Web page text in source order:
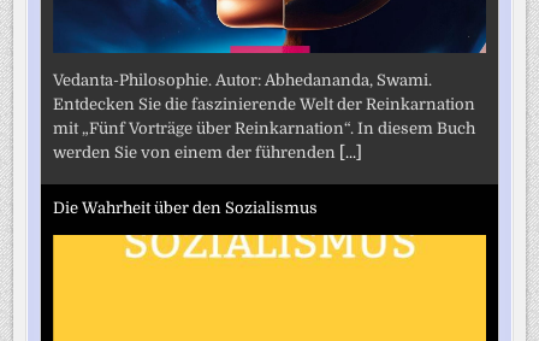
Vedanta-Philosophie. Autor: Abhedananda, Swami.
Entdecken Sie die faszinierende Welt der Reinkarnation
mit „Fünf Vorträge über Reinkarnation“. In diesem Buch
werden Sie von einem der führenden [...]
Die Wahrheit über den Sozialismus